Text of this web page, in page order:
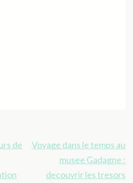
de
Voyage dans le temps au
musee Gadagne :
decouvrir les tresors